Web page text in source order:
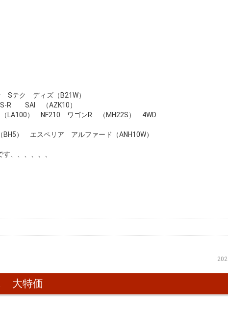
ク ディズ（B21W）
R SAI （AZK10）
LA100） NF210 ワゴンR （MH22S） 4WD
） エスペリア アルファード（ANH10W）
、、、、、、
大特価